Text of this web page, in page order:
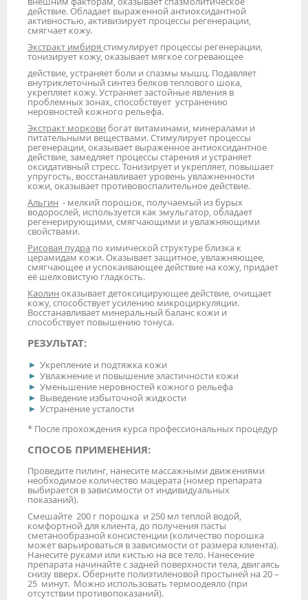
действие. Обладает выраженной антиоксидантной
активностью, активизирует процессы регенерации,
смягчает кожу.
Экстракт имбиря стимулирует процессы регенерации,
тонизирует кожу, оказывает мягкое согревающее
действие, устраняет боли и спазмы мышц. Подавляет
внутриклеточный синтез белков теплового шока,
укрепляет кожу. Устраняет застойные явления в
проблемных зонах, способствует устранению
неровностей кожного рельефа.
Экстракт моркови богат витаминами, минералами и
питательными веществами. Стимулирует процессы
регенерации, оказывает выраженное антиоксидантное
действие, замедляет процессы старения и устраняет
оксидативный стресс. Тонизирует и укрепляет, повышает
упругость, восстанавливает уровень увлажненности
кожи, оказывает противовоспалительное действие.
Альгин - мелкий порошок, получаемый из бурых
водорослей, используется как эмульгатор, обладает
регенерирующими, смягчающими и увлажняющими
свойствами.
Рисовая пудра по химической структуре близка к
церамидам кожи. Оказывает защитное, увлажняющее,
смягчающее и успокаивающее действие на кожу, придает
её шелковистую гладкость.
Каолин оказывает детоксицирующее действие, очищает
кожу, способствует усилению микроциркуляции.
Восстанавливает минеральный баланс кожи и
способствует повышению тонуса.
РЕЗУЛЬТАТ:
Укрепление и подтяжка кожи
Увлажнение и повышение эластичности кожи
Уменьшение неровностей кожного рельефа
Выведение избыточной жидкости
Устранение усталости
* После прохождения курса профессиональных процедур
СПОСОБ ПРИМЕНЕНИЯ:
Проведите пилинг, нанесите массажными движениями
необходимое количество мацерата (номер препарата
выбирается в зависимости от индивидуальных
показаний).
Смешайте 200 г порошка и 250 мл теплой водой,
комфортной для клиента, до получения пасты
сметанообразной консистенции (количество порошка
может варьироваться в зависимости от размера клиента).
Нанесите руками или кистью на все тело. Нанесение
препарата начинайте с задней поверхности тела, двигаясь
снизу вверх. Оберните полиэтиленовой простыней на 20 –
25 минут. Можно использовать термоодеяло (при
отсутствии противопоказаний).